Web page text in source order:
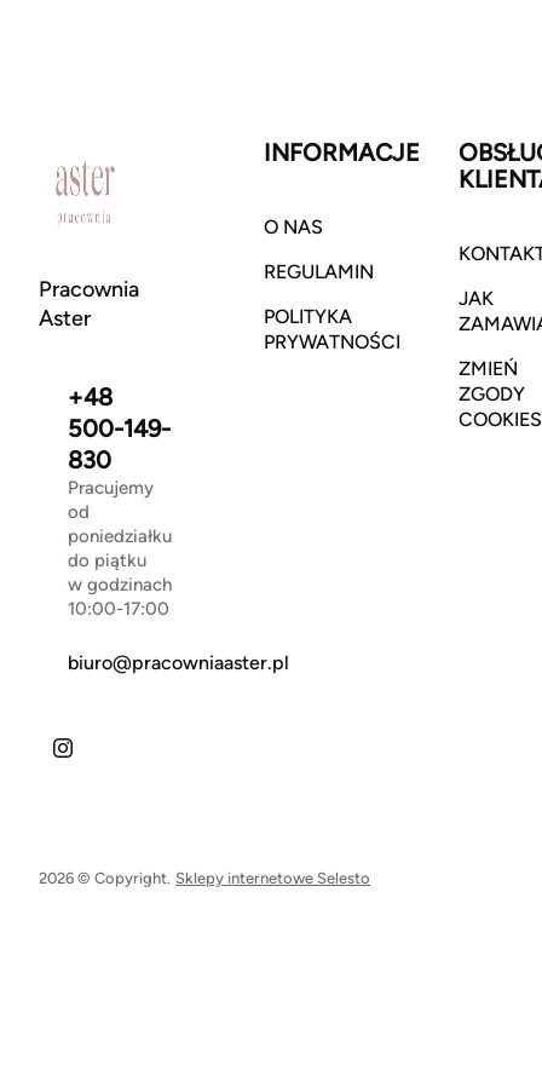
Pracownia
Aster
+48
500-149-
830
Pracujemy
od
poniedziałku
do piątku
w godzinach
10:00-17:00
biuro@pracowniaaster.pl
INFORMACJE
O NAS
REGULAMIN
POLITYKA
PRYWATNOŚCI
JAK
ZMIEŃ
ZGODY
COOKIES
2026 © Copyright. Sklepy internetowe Selesto